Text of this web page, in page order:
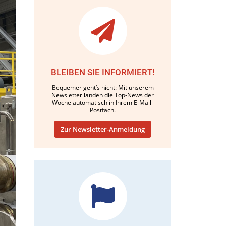
BLEIBEN SIE INFORMIERT!
Bequemer geht’s nicht: Mit unserem
Newsletter landen die Top-News der
Woche automatisch in Ihrem E-Mail-
Postfach.
Zur Newsletter-Anmeldung